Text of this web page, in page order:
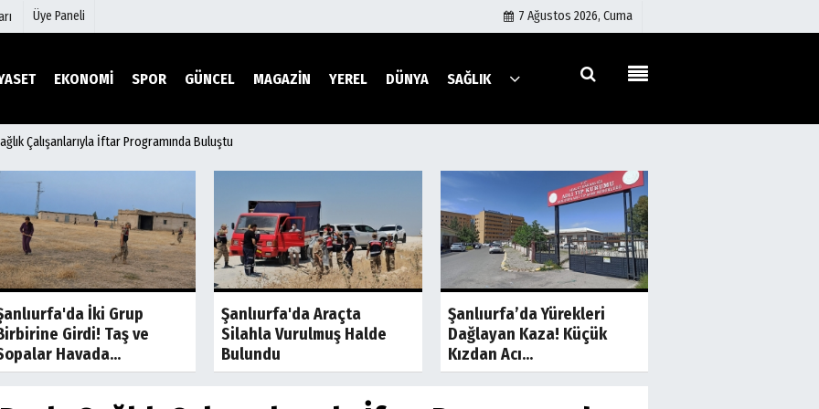
Üye Paneli 7 Ağustos 2026, Cuma
EKONOMİ SPOR GÜNCEL MAGAZİN YEREL DÜNYA SAĞLIK
Köşe Yazarları
Video Galeri
Foto Galeri
Etkinlikler
İletişim
Çerez Politikası
Gizlilik İlkeleri
Çalışanlarıyla İftar Programında Buluştu
Son Dakika
İki Grup
Girdi! Taş ve
Havada...
Son Dakika
Şanlıurfa'da Araçta
Silahla Vurulmuş Halde
Bulundu
Son Dakika
Şanlıurfa’da Yürekleri
Dağlayan Kaza! Küçük
Kızdan Acı...